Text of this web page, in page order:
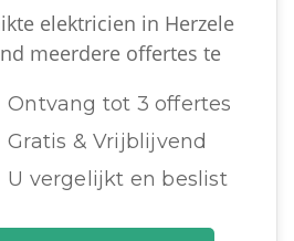
elektricien in Herzele
meerdere offertes te
Ontvang tot 3 offertes
Gratis & Vrijblijvend
U vergelijkt en beslist